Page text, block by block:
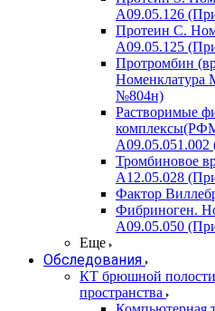
A09.05.126
Протеин С.
A09.05.125
Протромбин
Номенклатура
№804н)
Растворимые
Тромбиновое
A12.05.028
Фактор
Фибриноген.
A09.05.050
Еще
Обследования
КТ брюшной
пространства